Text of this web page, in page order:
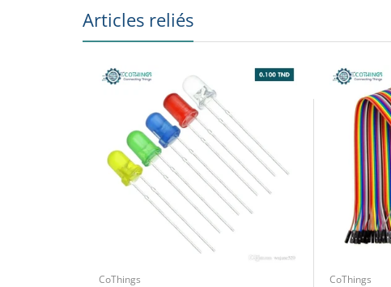
Marque : CHINT
Modèle : NXBLE-63
Type : Disjoncteur différentiel
Nombre de pôles : 4P (triphasé + neutre)
Courant nominal : 20 A
Sensibilité : 300 mA
Pouvoir de coupure : 6 kA
Applications : Protection des circuits
Articles reliés
CoThings CoThings